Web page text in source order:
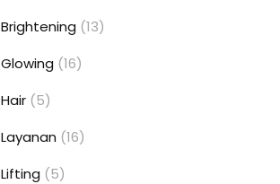
Brightening (13)
Glowing (16)
Hair (5)
Layanan (16)
Lifting (5)